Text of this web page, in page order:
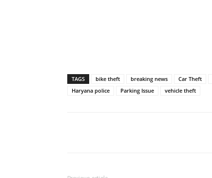
TAGS bike theft breaking news Car Theft
Haryana police
Parking Issue vehicle theft